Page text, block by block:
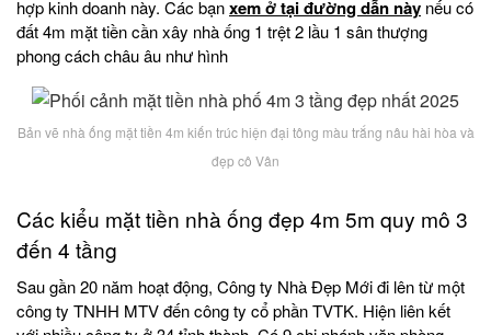
hợp kinh doanh này. Các bạnxem ở tại đường dẫn này nếu có
đất 4m mặt tiền cần xây nhà ống 1 trệt 2 lầu 1 sân thượng
phong cách châu âu như hình
Bản vẽ nhà ống mặt tiền 4m kiến trúc hiện đại tông màu trắng nâu hài hòa và
đẹp cô Vân
Các kiểu mặt tiền nhà ống đẹp 4m 5m quy mô 3
đến 4 tầng
Sau gần 20 năm hoạt động, Công ty Nhà Đẹp Mới đi lên từ một
công ty TNHH MTV đến công ty cổ phần TVTK. Hiện liên kết